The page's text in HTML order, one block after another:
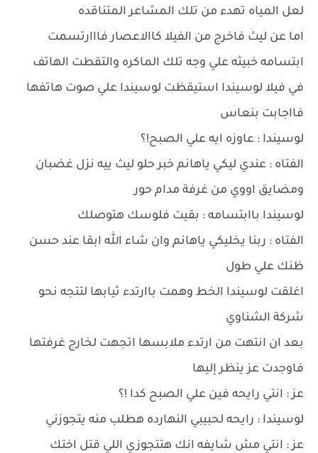
لعل المياه تهدء من تلك المشاعر المتناقده
اما عن ليث فاخرج من الفيلا كاالاعصار فااارتسمت
ابتسامه خبيثه علي وجه تلك الماكره والتقطت الهاتف
في فيلا لوسيندا استيقظت لوسيندا علي صوت هاتفها
فااجابت بنعاس
لوسيندا : عاوزه ايه علي الصبح!؟
الفتاه : عندي ليكي ياهانم خبر حلو ليث ييه نزل غضبان
ومضايق اووي من غرفة مدام حور
لوسيندا باابتسامه : بقيت فلوسك هتوصلك
الفتاه : ربنا يخليكي ياهانم وان شاء الله ابقا عند حسن
ظنك علي طول
اغلقت لوسيندا الخط وهمت باارتدء ثيابها لتتجه نحو
شركة الشناوي
بعد ان انتهت من ارتدء ملابسها اتجهت لخارج غرفتها
فاوجدت عز ينظر إليها
عز : انتي رايحه فين علي الصبح كدا !؟
لوسيندا : رايحه لحبيبي النهارده هطلب منه يتجوزني
عز : انتي مش شايفه انك هتتجوزي اللي قتل اختك